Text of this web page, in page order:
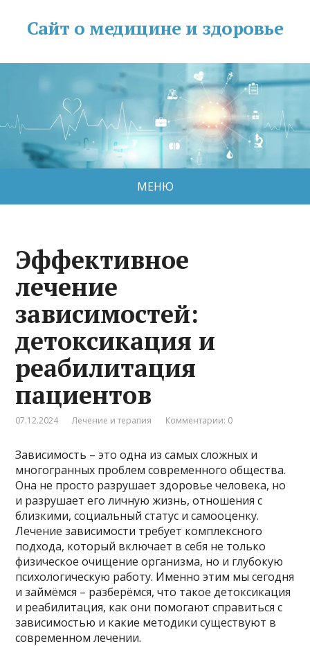
Сайт о медицине и здоровье
МЕНЮ
Эффективное
лечение
зависимостей:
детоксикация и
реабилитация
пациентов
07.12.2024 Лечение и терапия Комментарии: 0
Зависимость – это одна из самых сложных и
многогранных проблем современного общества.
Она не просто разрушает здоровье человека, но
и разрушает его личную жизнь, отношения с
близкими, социальный статус и самооценку.
Лечение зависимости требует комплексного
подхода, который включает в себя не только
физическое очищение организма, но и глубокую
психологическую работу. Именно этим мы сегодня
и займёмся – разберёмся, что такое детоксикация
и реабилитация, как они помогают справиться с
зависимостью и какие методики существуют в
современном лечении.